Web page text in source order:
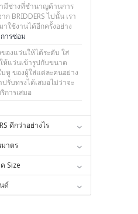
ามีช่างที่ชำนาญด้านการ
BRIDDERS ไปนั้น เรา
ใช้งานได้อีกครั้งอย่าง
ารซ่อม
องแว่นให้ได้ระดับ ใส่
ห้แว่นเข้ารูปกับขนาด
หู ของผู้ใส่แต่ละคนอย่าง
รับทรงได้เสมอไม่ว่าจะ
การเสมอ
ดีกว่าอย่างไร
าตร
Size
ด์